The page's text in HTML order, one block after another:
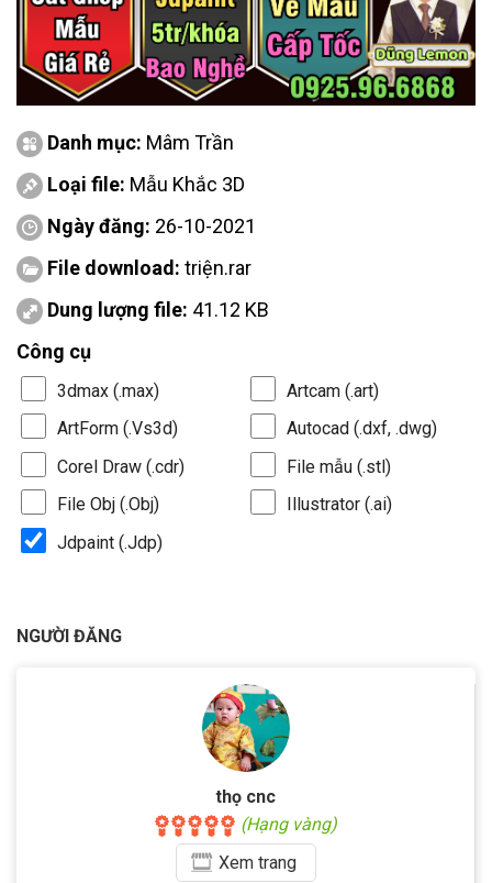
Danh mục: Mâm Trần
Loại file: Mẫu Khắc 3D
Ngày đăng: 26-10-2021
File download: triện.rar
Dung lượng file: 41.12 KB
Công cụ
3dmax (.max)
Artcam (.art)
ArtForm (.Vs3d)
Autocad (.dxf, .dwg)
Corel Draw (.cdr)
File mẫu (.stl)
File Obj (.Obj)
Illustrator (.ai)
Jdpaint (.Jdp)
NGƯỜI ĐĂNG
thọ cnc
(Hạng vàng)
Xemtrang